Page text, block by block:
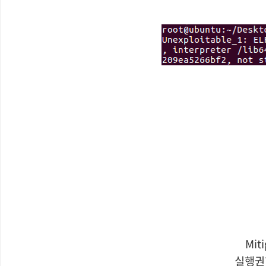
실행